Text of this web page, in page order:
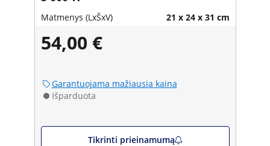
Matmenys (LxŠxV) 21 x 24 x 31 cm
54,00 €
Garantuojama mažiausia kaina
Išparduota
Tikrinti prieinamumą